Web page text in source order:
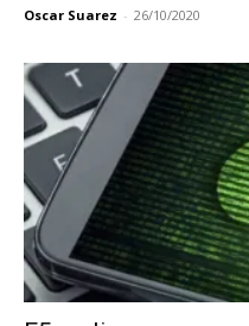
Oscar Suarez - 26/10/2020